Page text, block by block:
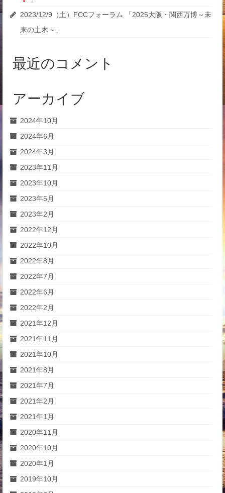
2023/12/9（土）FCCフォーラム 「2025大阪・関西万博～未
来の土木～」
最近のコメント
アーカイブ
2024年10月
2024年6月
2024年3月
2023年11月
2023年10月
2023年5月
2023年2月
2022年12月
2022年10月
2022年8月
2022年7月
2022年6月
2022年2月
2021年12月
2021年11月
2021年10月
2021年8月
2021年7月
2021年2月
2021年1月
2020年11月
2020年10月
2020年1月
2019年10月